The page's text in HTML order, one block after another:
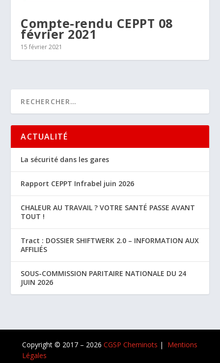
Compte-rendu CEPPT 08
février 2021
15 février 2021
ACTUALITÉ
La sécurité dans les gares
Rapport CEPPT Infrabel juin 2026
CHALEUR AU TRAVAIL ? VOTRE SANTÉ PASSE AVANT
TOUT !
Tract : DOSSIER SHIFTWERK 2.0 – INFORMATION AUX
AFFILIÉS
SOUS-COMMISSION PARITAIRE NATIONALE DU 24
JUIN 2026
Copyright © 2017 – 2026 CGSP Cheminots | Mentions
Légales